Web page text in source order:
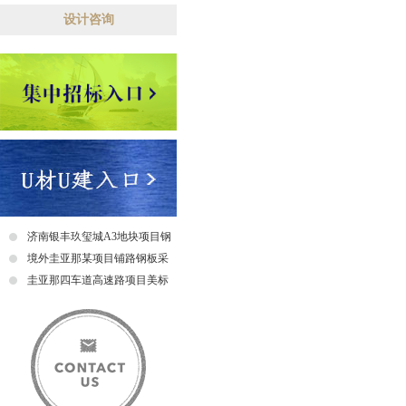
设计咨询
济南银丰玖玺城A3地块项目钢
爬梯采购及安装招标中标公示
境外圭亚那某项目铺路钢板采
购招标公告
圭亚那四车道高速路项目美标